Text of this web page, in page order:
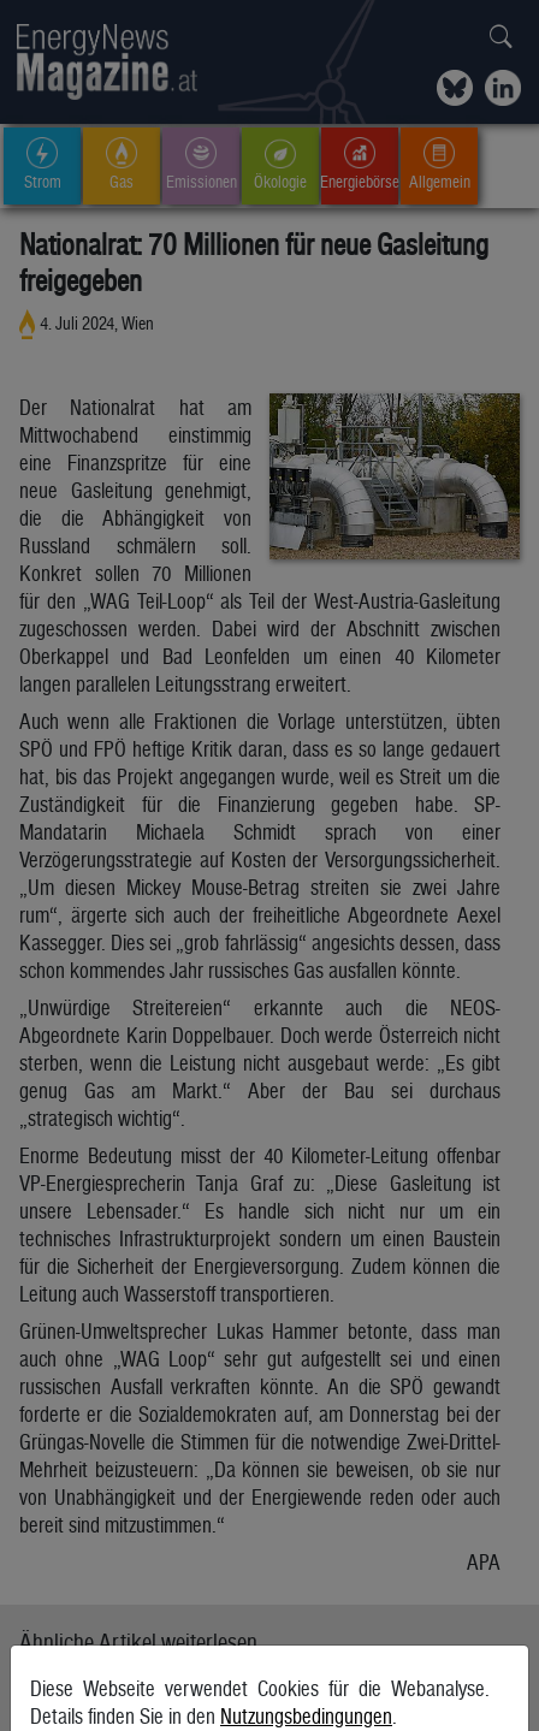
Strom Gas Emissionen Ökologie Energiebörse Allgemein
Nationalrat: 70 Millionen für neue Gasleitung
freigegeben
4. Juli 2024, Wien
Der Nationalrat hat am
Mittwochabend einstimmig
eine Finanzspritze für eine
neue Gasleitung genehmigt,
die die Abhängigkeit von
Russland schmälern soll.
Konkret sollen 70 Millionen
für den „WAG Teil-Loop“ als Teil der West-Austria-Gasleitung
zugeschossen werden. Dabei wird der Abschnitt zwischen
Oberkappel und Bad Leonfelden um einen 40 Kilometer
langen parallelen Leitungsstrang erweitert.
Auch wenn alle Fraktionen die Vorlage unterstützen, übten
SPÖ und FPÖ heftige Kritik daran, dass es so lange gedauert
hat, bis das Projekt angegangen wurde, weil es Streit um die
Zuständigkeit für die Finanzierung gegeben habe. SP-
Mandatarin Michaela Schmidt sprach von einer
Verzögerungsstrategie auf Kosten der Versorgungssicherheit.
„Um diesen Mickey Mouse-Betrag streiten sie zwei Jahre
rum“, ärgerte sich auch der freiheitliche Abgeordnete Aexel
Kassegger. Dies sei „grob fahrlässig“ angesichts dessen, dass
schon kommendes Jahr russisches Gas ausfallen könnte.
„Unwürdige Streitereien“ erkannte auch die NEOS-
Abgeordnete Karin Doppelbauer. Doch werde Österreich nicht
sterben, wenn die Leistung nicht ausgebaut werde: „Es gibt
genug Gas am Markt.“ Aber der Bau sei durchaus
„strategisch wichtig“.
Enorme Bedeutung misst der 40 Kilometer-Leitung offenbar
VP-Energiesprecherin Tanja Graf zu: „Diese Gasleitung ist
unsere Lebensader.“ Es handle sich nicht nur um ein
technisches Infrastrukturprojekt sondern um einen Baustein
für die Sicherheit der Energieversorgung. Zudem können die
Leitung auch Wasserstoff transportieren.
Grünen-Umweltsprecher Lukas Hammer betonte, dass man
auch ohne „WAG Loop“ sehr gut aufgestellt sei und einen
russischen Ausfall verkraften könnte. An die SPÖ gewandt
forderte er die Sozialdemokraten auf, am Donnerstag bei der
Grüngas-Novelle die Stimmen für die notwendige Zwei-Drittel-
Mehrheit beizusteuern: „Da können sie beweisen, ob sie nur
von Unabhängigkeit und der Energiewende reden oder auch
bereit sind mitzustimmen.“
APA
Ähnliche Artikel weiterlesen
Energieimporte trieben im Mai die Einfuhren an
Diese Webseite verwendet Cookies für die Webanalyse.
Details finden Sie in den Nutzungsbedingungen.